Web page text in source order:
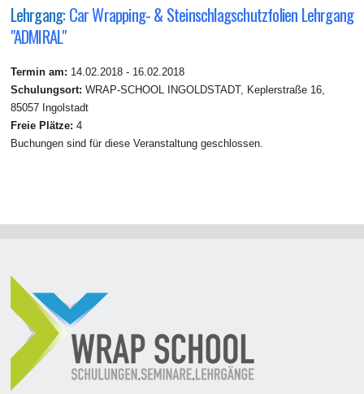
Lehrgang:Car Wrapping- & Steinschlagschutzfolien Lehrgang
"ADMIRAL"
Termin am: 14.02.2018 - 16.02.2018
Schulungsort: WRAP-SCHOOL INGOLDSTADT, Keplerstraße 16,
85057 Ingolstadt
Freie Plätze: 4
Buchungen sind für diese Veranstaltung geschlossen.